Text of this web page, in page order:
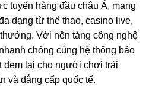
tuyến hàng đầu châu Á, mang
dạng từ thể thao, casino live,
Với nền tảng công nghệ
chóng cùng hệ thống bảo
đem lại cho người chơi trải
và đẳng cấp quốc tế.